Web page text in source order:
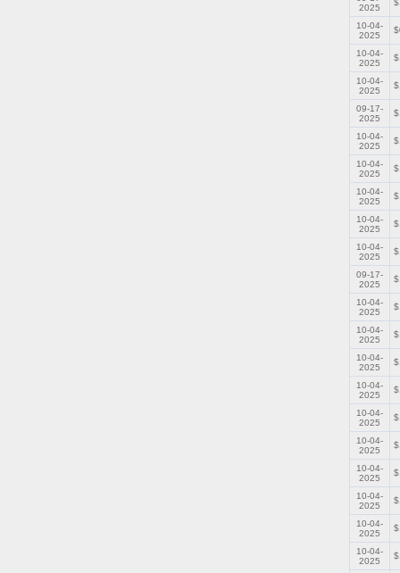
2025
10-04-
2025
10-04-
2025
10-04-
2025
09-17-
2025
10-04-
2025
10-04-
2025
10-04-
2025
10-04-
2025
10-04-
2025
09-17-
2025
10-04-
2025
10-04-
2025
10-04-
2025
10-04-
2025
10-04-
2025
10-04-
2025
10-04-
2025
10-04-
2025
10-04-
2025
10-04-
2025